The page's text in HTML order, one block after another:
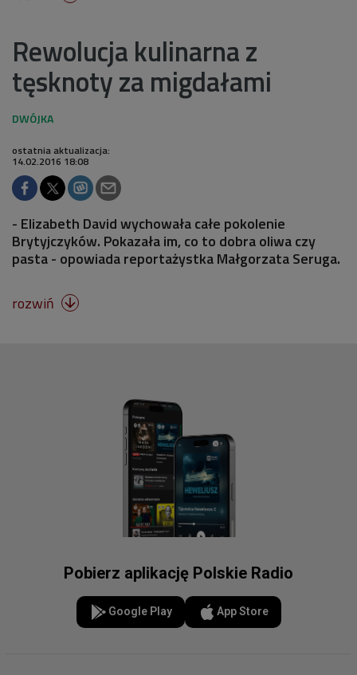
Rewolucja kulinarna z
tęsknoty za migdałami
ostatnia aktualizacja:
14.02.2016 18:08
- Elizabeth David wychowała całe pokolenie
Brytyjczyków. Pokazała im, co to dobra oliwa czy
pasta - opowiada reportażystka Małgorzata Seruga.
rozwiń 
Pobierz aplikację Polskie Radio
Google Play App Store